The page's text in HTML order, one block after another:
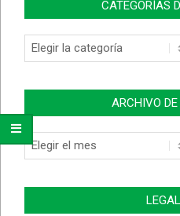
CATEGORÍAS
Categorías
de
ARCHIVO
Archivo
de